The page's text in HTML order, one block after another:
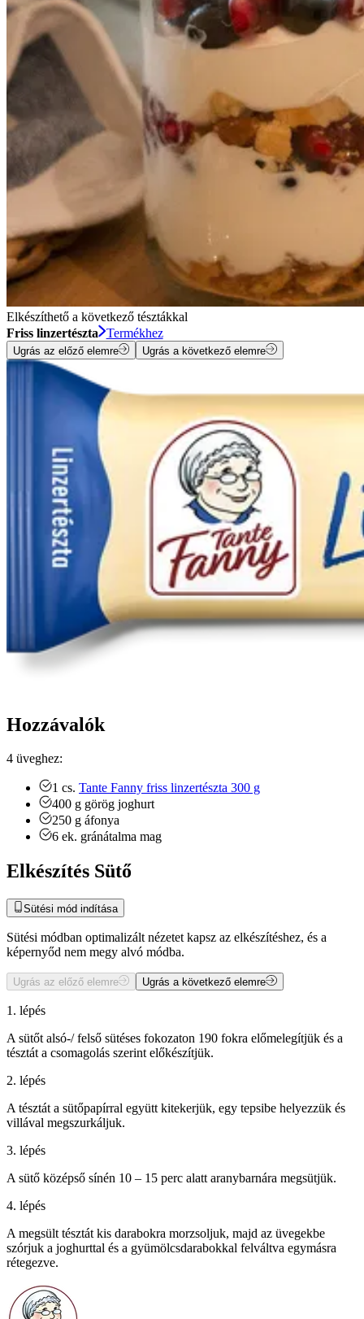
Elkészíthető a következő tésztákkal
Friss linzertészta
Termékhez
Ugrás az előző elemre Ugrás a következő elemre
Hozzávalók
4 üveghez:
1 cs. Tante Fanny friss linzertészta 300 g
400 g görög joghurt
250 g áfonya
6 ek. gránátalma mag
Elkészítés Sütő
Sütési mód indítása
Sütési módban optimalizált nézetet kapsz az elkészítéshez, és a
képernyőd nem megy alvó módba.
Ugrás az előző elemre Ugrás a következő elemre
1. lépés
A sütőt alsó-/ felső sütéses fokozaton 190 fokra előmelegítjük és a
tésztát a csomagolás szerint előkészítjük.
2. lépés
A tésztát a sütőpapírral együtt kitekerjük, egy tepsibe helyezzük és
villával megszurkáljuk.
3. lépés
A sütő középső sínén 10 – 15 perc alatt aranybarnára megsütjük.
4. lépés
A megsült tésztát kis darabokra morzsoljuk, majd az üvegekbe
szórjuk a joghurttal és a gyümölcsdarabokkal felváltva egymásra
rétegezve.